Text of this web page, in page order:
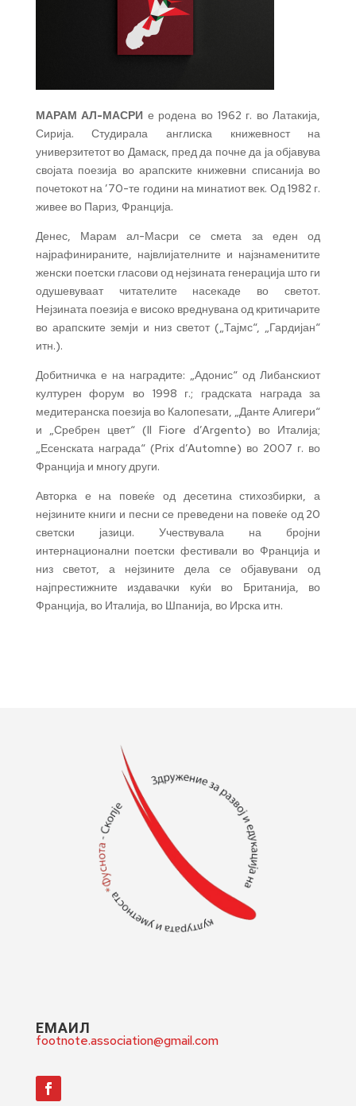
МАРАМ АЛ-МАСРИ е родена во 1962 г. во Латакија,
Сирија. Студирала англиска книжевност на
универзитетот во Дамаск, пред да почне да ја објавува
својата поезија во арапските книжевни списанија во
почетокот на ’70-те години на минатиот век. Од 1982 г.
живее во Париз, Франција.
Денес, Марам ал-Масри се смета за еден од
најрафинираните, највлијателните и најзнаменитите
женски поетски гласови од нејзината генерација што ги
одушевуваат читателите насекаде во светот.
Нејзината поезија е високо вреднувана од критичарите
во арапските земји и низ светот („Тајмс“, „Гардијан“
итн.).
Добитничка е на наградите: „Адонис“ од Либанскиот
културен форум во 1998 г.; градската награда за
медитеранска поезија во Калопеѕати, „Данте Алигери“
и „Сребрен цвет“ (Il Fiore d’Argento) во Италија;
„Есенската награда“ (Prix d’Automne) во 2007 г. во
Франција и многу други.
Авторка е на повеќе од десетина стихозбирки, а
нејзините книги и песни се преведени на повеќе од 20
светски јазици. Учествувала на бројни
интернационални поетски фестивали во Франција и
низ светот, а нејзините дела се објавувани од
најпрестижните издавачки куќи во Британија, во
Франција, во Италија, во Шпанија, во Ирска итн.
ЕМАИЛ
footnote.association@gmail.com